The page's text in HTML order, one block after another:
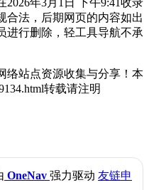
年3月1日 下午9:41收录
合法，后期网页的内容如出
进行删除，轻工具导航不承
站点资源收集与分享！ 本
转载请注明
OneNav 强力驱动 友链申